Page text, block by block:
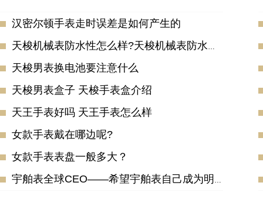
汉密尔顿手表走时误差是如何产生的
天梭机械表防水性怎么样?天梭机械表防水吗?
天梭男表换电池要注意什么
天梭男表盒子 天梭手表盒介绍
天王手表好吗 天王手表怎么样
女款手表戴在哪边呢?
女款手表表盘一般多大？
宇舶表全球CEO——希望宇舶表自己成为明星